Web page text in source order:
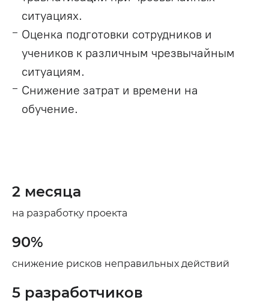
ситуациях.
Оценка подготовки сотрудников и
учеников к различным чрезвычайным
ситуациям.
Снижение затрат и времени на
обучение.
2 месяца
на разработку проекта
90%
снижение рисков неправильных действий
5 разработчиков